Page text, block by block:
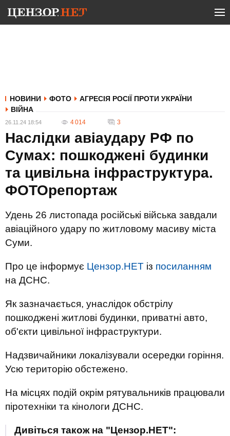
НОВИНИ ФОТО
АГРЕСІЯ РОСІЇ ПРОТИ УКРАЇНИ
ВІЙНА
26.11.24 18:54 4 014 3
Наслідки авіаудару РФ по
Сумах: пошкоджені будинки
та цивільна інфраструктура.
ФОТОрепортаж
Удень 26 листопада російські війська завдали
авіаційного удару по житловому масиву міста
Суми.
Про це інформує Цензор.НЕТ із посиланням
на ДСНС.
Як зазначається, унаслідок обстрілу
пошкоджені житлові будинки, приватні авто,
об'єкти цивільної інфраструктури.
Надзвичайники локалізували осередки горіння.
Усю територію обстежено.
На місцях подій окрім рятувальників працювали
піротехніки та кінологи ДСНС.
Дивіться також на "Цензор.НЕТ":